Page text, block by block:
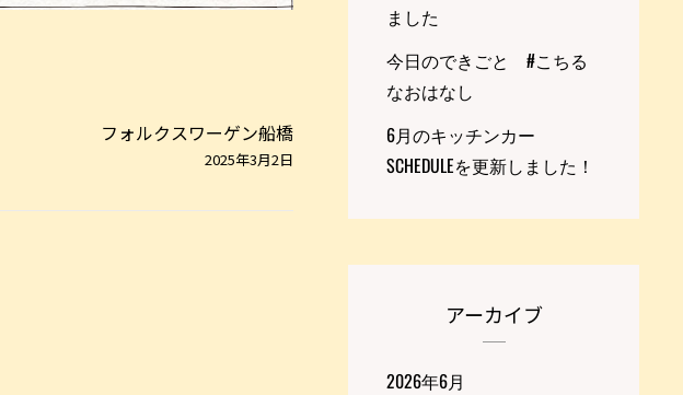
フォルクスワーゲン船橋
2025年3月2日
ました
今日のできごと #こちる
なおはなし
6月のキッチンカー
SCHEDULEを更新しました！
アーカイブ
2026年6月